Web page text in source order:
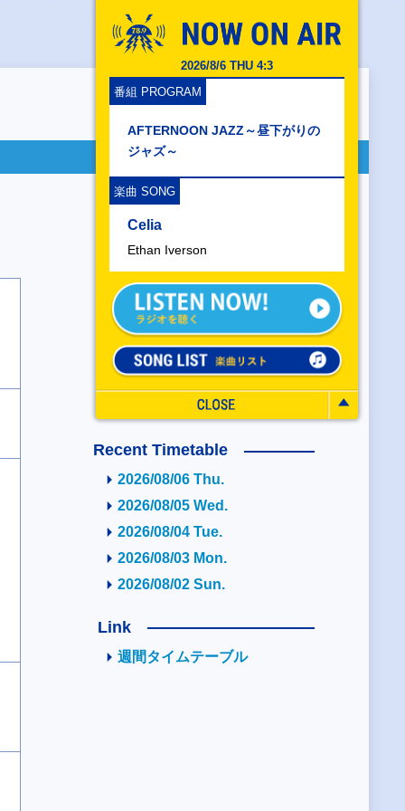
2026/8/6 THU 4:3
番組 PROGRAM
AFTERNOON JAZZ～昼下がりの
ジャズ～
楽曲 SONG
Celia
Ethan Iverson
Recent Timetable
2026/08/06 Thu.
2026/08/05 Wed.
2026/08/04 Tue.
2026/08/03 Mon.
2026/08/02 Sun.
Link
週間タイムテーブル